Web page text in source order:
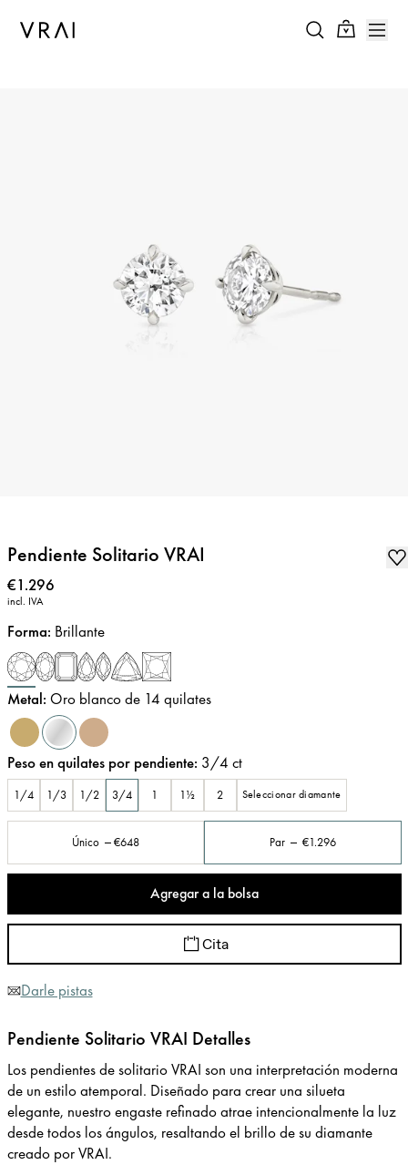
Pendiente Solitario VRAI
Precio:
€1.296
incl. IVA
Forma: Brillante
Metal: Oro blanco de 14 quilates
Peso en quilates por pendiente: 3/4 ct
1/4 1/3 1/2 3/4 1 1½ 2 Seleccionar diamante
Único €648 Par €1.296
Agregar a la bolsa
Cita
Darle pistas
Pendiente Solitario VRAI Detalles
Los pendientes de solitario VRAI son una interpretación moderna
de un estilo atemporal. Diseñado para crear una silueta
elegante, nuestro engaste refinado atrae intencionalmente la luz
desde todos los ángulos, resaltando el brillo de su diamante
creado por VRAI.